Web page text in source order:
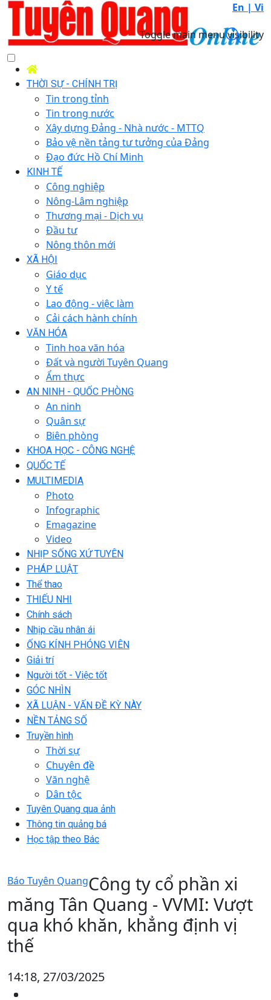
En | Vi
Toggle main menu visibility
THỜI SỰ - CHÍNH TRỊ
Tin trong tỉnh
Tin trong nước
Xây dựng Đảng - Nhà nước - MTTQ
Bảo vệ nền tảng tư tưởng của Đảng
Đạo đức Hồ Chí Minh
KINH TẾ
Công nghiệp
Nông-Lâm nghiệp
Thương mại - Dịch vụ
Đầu tư
Nông thôn mới
XÃ HỘI
Giáo dục
Y tế
Lao động - việc làm
Cải cách hành chính
VĂN HÓA
Tinh hoa văn hóa
Đất và người Tuyên Quang
Ẩm thực
AN NINH - QUỐC PHÒNG
An ninh
Quân sự
Biên phòng
KHOA HỌC - CÔNG NGHỆ
QUỐC TẾ
MULTIMEDIA
Photo
Infographic
Emagazine
Video
NHỊP SỐNG XỨ TUYÊN
PHÁP LUẬT
Thể thao
THIẾU NHI
Chính sách
Nhịp cầu nhân ái
ỐNG KÍNH PHÓNG VIÊN
Giải trí
Người tốt - Việc tốt
GÓC NHÌN
XÃ LUẬN - VẤN ĐỀ KỲ NÀY
NỀN TẢNG SỐ
Truyền hình
Thời sự
Chuyên đề
Văn nghệ
Dân tộc
Tuyên Quang qua ảnh
Thông tin quảng bá
Học tập theo Bác
Báo Tuyên QuangCông ty cổ phần xi
măng Tân Quang - VVMI: Vượt
qua khó khăn, khẳng định vị
thế
14:18, 27/03/2025